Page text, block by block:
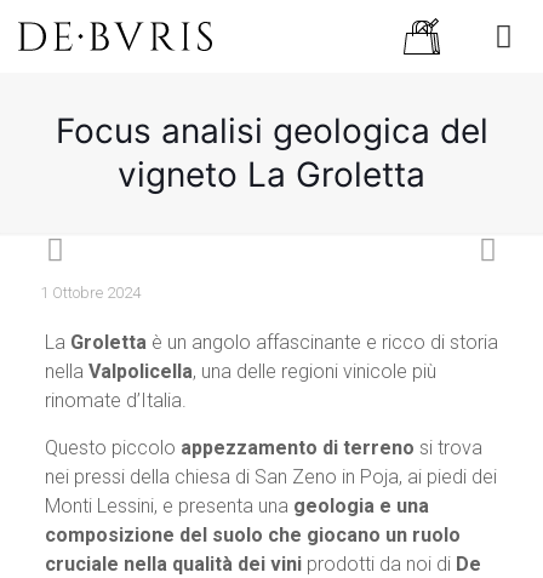
Focus analisi geologica del
vigneto La Groletta
1 Ottobre 2024
La Grolettaè un angolo affascinante e ricco di storia
nella Valpolicella, una delle regioni vinicole più
rinomate d’Italia.
Questo piccolo appezzamento di terreno si trova
nei pressi della chiesa di San Zeno in Poja, ai piedi dei
Monti Lessini, e presenta una geologia e una
composizione del suolo che giocano un ruolo
cruciale nella qualità dei viniprodotti da noi di De